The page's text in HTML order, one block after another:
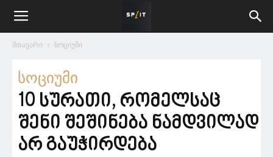
მთავარი სოციუმი
სოციუმი
10 სურათი, რომელსაც
შენი შეშინება ნამდვილად
არ გაუჭირდება